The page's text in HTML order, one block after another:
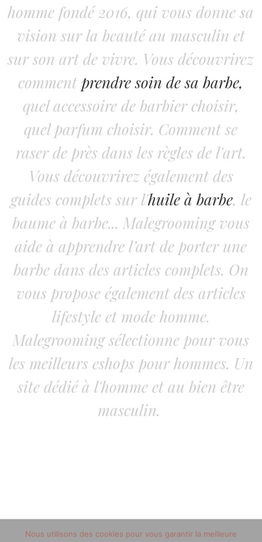
homme fondé 2016, qui vous donne sa
vision sur la beauté au masculin et
sur son art de vivre. Vous découvrirez
commentprendre soin de sa barbe,
quel accessoire de barbier choisir,
quel parfum choisir. Comment se
raser de près dans les règles de l'art.
Vous découvrirez également des
guides complets sur l'huile à barbe, le
baume à barbe... Malegrooming vous
aide à apprendre l’art de porter une
barbe dans des articles complets. On
vous propose également des articles
lifestyle et mode homme.
Malegrooming sélectionne pour vous
les meilleurs eshops pour hommes. Un
site dédié à l'homme et au bien être
masculin.
Nous utilisons des cookies pour vous garantir la meilleure